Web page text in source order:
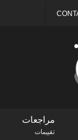
مراجعات
تقييمات